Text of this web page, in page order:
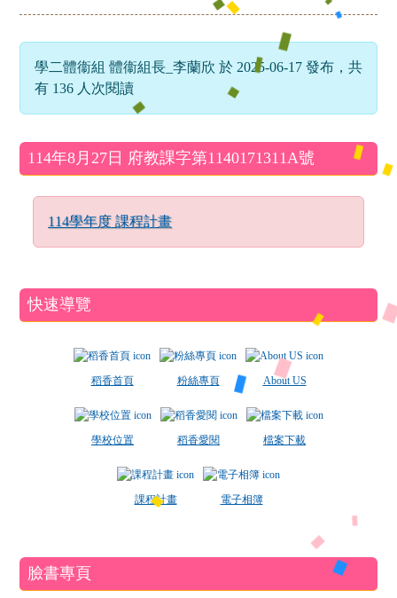
學二體衞組 體衞組長_李蘭欣 於 2025-06-17 發布，共
有 136 人次閱讀
左邊區域內容
114年8月27日 府教課字第1140171311A號
114學年度 課程計畫
快速導覽
稻香首頁 粉絲專頁 About US
學校位置 稻香愛閱 檔案下載
課程計畫 電子相簿
臉書專頁